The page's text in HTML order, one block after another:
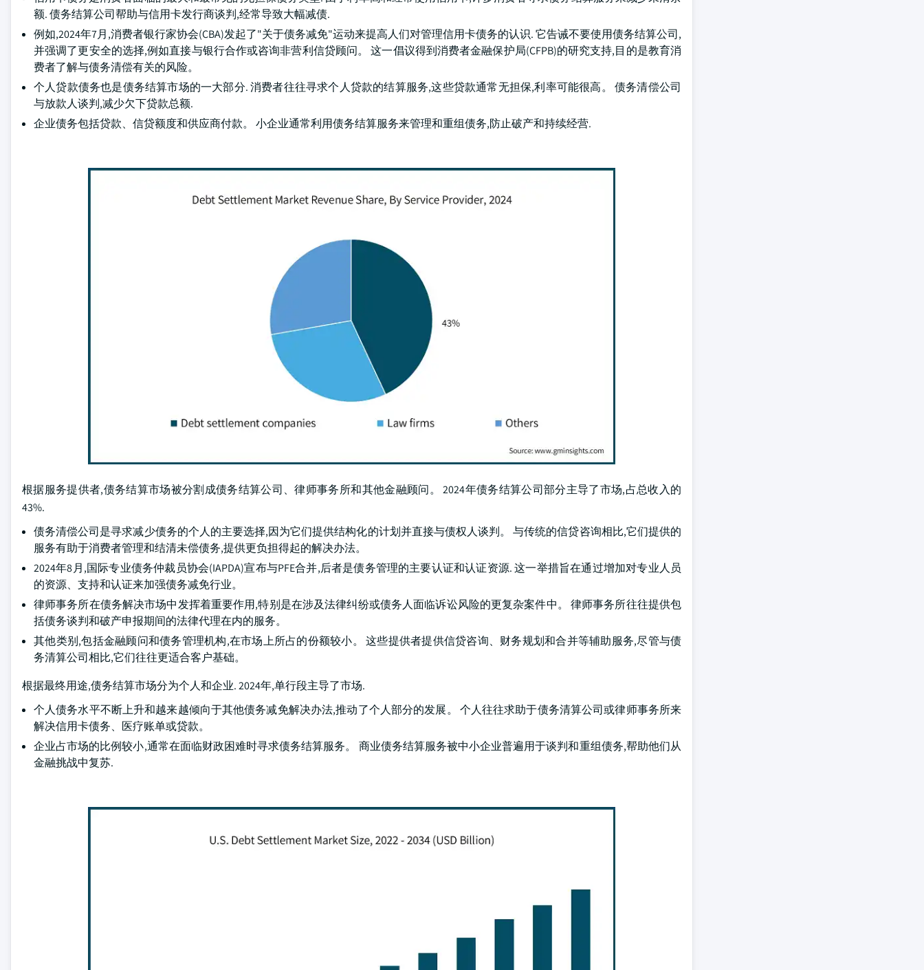
额. 债务结算公司帮助与信用卡发行商谈判,经常导致大幅减债.
例如,2024年7月,消费者银行家协会(CBA)发起了"关于债务减免"运动来提高人们对管理信用卡债务的认识. 它告诫不要使用债务结算公司,
并强调了更安全的选择,例如直接与银行合作或咨询非营利信贷顾问。 这一倡议得到消费者金融保护局(CFPB)的研究支持,目的是教育消
费者了解与债务清偿有关的风险。
个人贷款债务也是债务结算市场的一大部分. 消费者往往寻求个人贷款的结算服务,这些贷款通常无担保,利率可能很高。 债务清偿公司
与放款人谈判,减少欠下贷款总额.
企业债务包括贷款、信贷额度和供应商付款。 小企业通常利用债务结算服务来管理和重组债务,防止破产和持续经营.
根据服务提供者,债务结算市场被分割成债务结算公司、律师事务所和其他金融顾问。 2024年债务结算公司部分主导了市场,占总收入的
43%.
债务清偿公司是寻求减少债务的个人的主要选择,因为它们提供结构化的计划并直接与债权人谈判。 与传统的信贷咨询相比,它们提供的
服务有助于消费者管理和结清未偿债务,提供更负担得起的解决办法。
2024年8月,国际专业债务仲裁员协会(IAPDA)宣布与PFE合并,后者是债务管理的主要认证和认证资源. 这一举措旨在通过增加对专业人员
的资源、支持和认证来加强债务减免行业。
律师事务所在债务解决市场中发挥着重要作用,特别是在涉及法律纠纷或债务人面临诉讼风险的更复杂案件中。 律师事务所往往提供包
括债务谈判和破产申报期间的法律代理在内的服务。
其他类别,包括金融顾问和债务管理机构,在市场上所占的份额较小。 这些提供者提供信贷咨询、财务规划和合并等辅助服务,尽管与债
务清算公司相比,它们往往更适合客户基础。
根据最终用途,债务结算市场分为个人和企业. 2024年,单行段主导了市场.
个人债务水平不断上升和越来越倾向于其他债务减免解决办法,推动了个人部分的发展。 个人往往求助于债务清算公司或律师事务所来
解决信用卡债务、医疗账单或贷款。
企业占市场的比例较小,通常在面临财政困难时寻求债务结算服务。 商业债务结算服务被中小企业普遍用于谈判和重组债务,帮助他们从
金融挑战中复苏.